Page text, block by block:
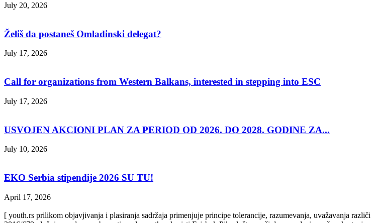
July 20, 2026
Želiš da postaneš Omladinski delegat?
July 17, 2026
Call for organizations from Western Balkans, interested in stepping into ESC
July 17, 2026
USVOJEN AKCIONI PLAN ZA PERIOD OD 2026. DO 2028. GODINE ZA...
July 10, 2026
EKO Serbia stipendije 2026 SU TU!
April 17, 2026
[ youth.rs prilikom objavjivanja i plasiranja sadržaja primenjuje principe tolerancije, razumevanja, uvažavanja